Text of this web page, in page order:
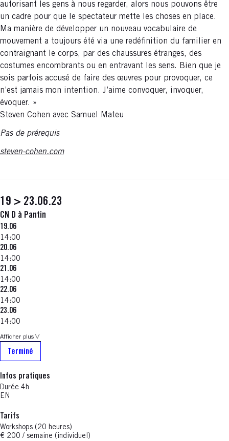
autorisant les gens à nous regarder, alors nous pouvons être
un cadre pour que le spectateur mette les choses en place.
Ma manière de développer un nouveau vocabulaire de
mouvement a toujours été via une redéfinition du familier en
contraignant le corps, par des chaussures étranges, des
costumes encombrants ou en entravant les sens. Bien que je
sois parfois accusé de faire des œuvres pour provoquer, ce
n’est jamais mon intention. J’aime convoquer, invoquer,
évoquer. »
Steven Cohen avec Samuel Mateu
Pas de prérequis
steven-cohen.com
19 > 23.06.23
CN D à Pantin
19.06
14:00
20.06
14:00
21.06
14:00
22.06
14:00
23.06
14:00
Afficher plus
Terminé
Infos pratiques
Durée 4h
EN
Tarifs
Workshops (20 heures)
€ 200 / semaine (individuel)